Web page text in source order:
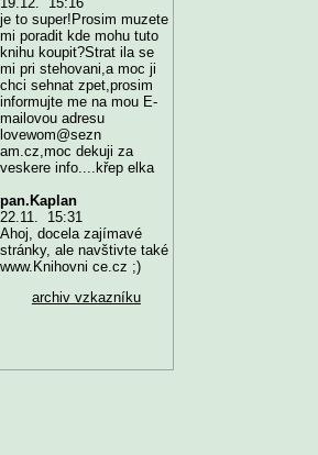
je to super!Prosim muzete
mi poradit kde mohu tuto
knihu koupit?Strat ila se
mi pri stehovani,a moc ji
chci sehnat zpet,prosim
informujte me na mou E-
mailovou adresu
lovewom@sezn
am.cz,moc dekuji za
veskere info....křep elka
pan.Kaplan
22.11. 15:31
Ahoj, docela zajímavé
stránky, ale navštivte také
www.Knihovni ce.cz ;)
archiv vzkazníku